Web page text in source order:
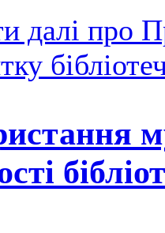
далі про